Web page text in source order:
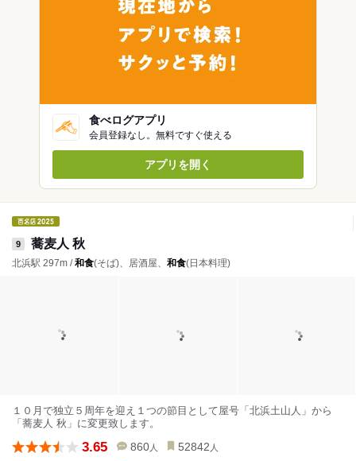
食べログアプリ
会員登録なし。無料ですぐ使える
アプリを開く
9 蕎麦人 秋
北浜駅 297m /和食(そば)、居酒屋、 和食(日本料理)
１０月で独立５周年を迎え１つの節目として屋号「北浜土山人」から
「蕎麦人 秋」に変更致します。
3.65 860 人 52842 人